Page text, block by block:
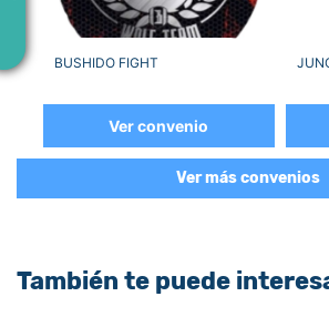
BUSHIDO FIGHT
Ver convenio
Ver más convenios
También te puede